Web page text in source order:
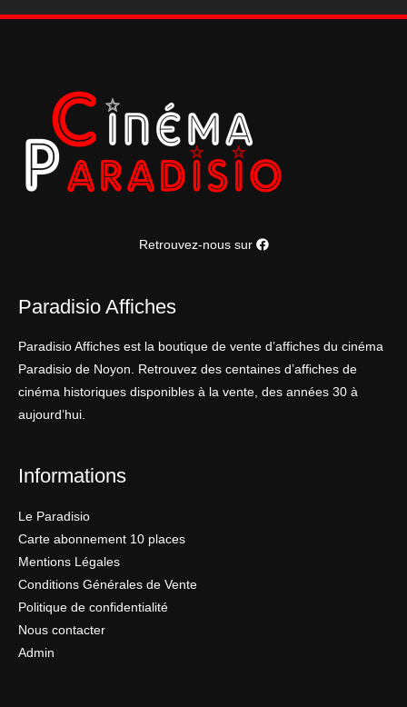
Retrouvez-nous sur
Paradisio Affiches
Paradisio Affiches est la boutique de vente d’affiches du cinéma
Paradisio de Noyon. Retrouvez des centaines d’affiches de
cinéma historiques disponibles à la vente, des années 30 à
aujourd’hui.
Informations
Le Paradisio
Carte abonnement 10 places
Mentions Légales
Conditions Générales de Vente
Politique de confidentialité
Nous contacter
Admin